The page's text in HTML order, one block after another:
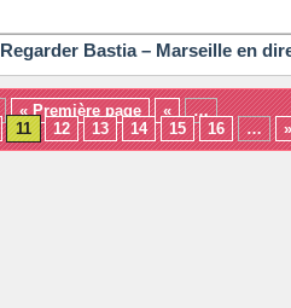
Regarder Bastia – Marseille en
« Première page «
…
11 12 13 14 15 16 … »